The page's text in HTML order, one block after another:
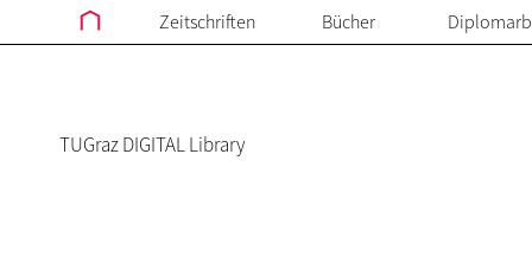
Zeitschriften Bücher
TUGraz DIGITAL Library